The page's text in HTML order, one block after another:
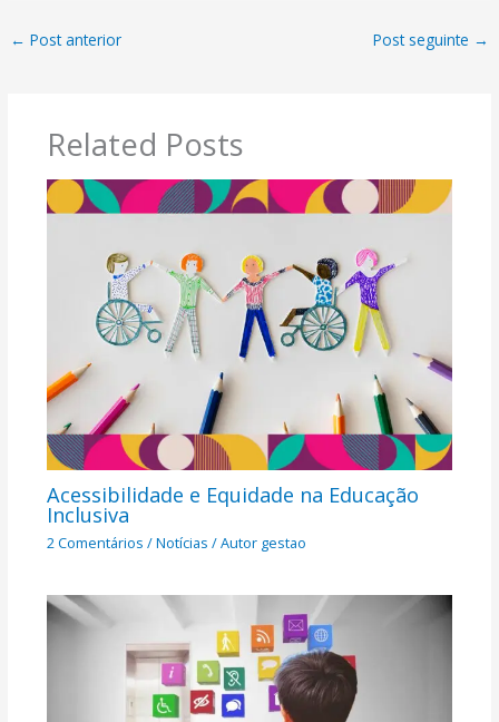
← Post anterior Post seguinte →
Related Posts
Acessibilidade e Equidade na Educação
Inclusiva​
2 Comentários /Notícias / Autor gestao